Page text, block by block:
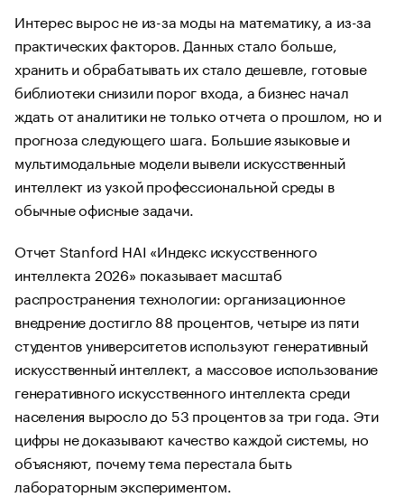
Интерес вырос не из-за моды на математику, а из-за
практических факторов. Данных стало больше,
хранить и обрабатывать их стало дешевле, готовые
библиотеки снизили порог входа, а бизнес начал
ждать от аналитики не только отчета о прошлом, но и
прогноза следующего шага. Большие языковые и
мультимодальные модели вывели искусственный
интеллект из узкой профессиональной среды в
обычные офисные задачи.
Отчет Stanford HAI «Индекс искусственного
интеллекта 2026» показывает масштаб
распространения технологии: организационное
внедрение достигло 88 процентов, четыре из пяти
студентов университетов используют генеративный
искусственный интеллект, а массовое использование
генеративного искусственного интеллекта среди
населения выросло до 53 процентов за три года. Эти
цифры не доказывают качество каждой системы, но
объясняют, почему тема перестала быть
лабораторным экспериментом.